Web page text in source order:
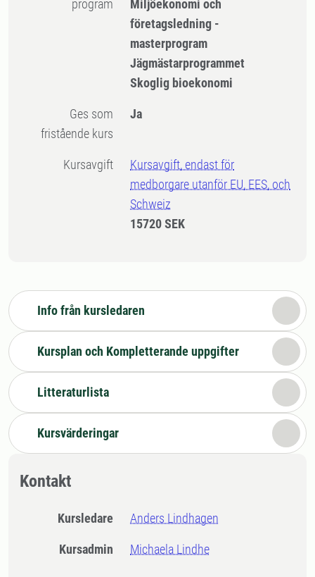
program
Miljöekonomi och
företagsledning -
masterprogram
Jägmästarprogrammet
Skoglig bioekonomi
Ges som
fristående kurs
Ja
Kursavgift
Kursavgift, endast för
medborgare utanför EU, EES, och
Schweiz
15720 SEK
Info från kursledaren
Kursplan och Kompletterande uppgifter
Litteraturlista
Kursvärderingar
Kontakt
Kursledare Anders Lindhagen
Kursadmin Michaela Lindhe